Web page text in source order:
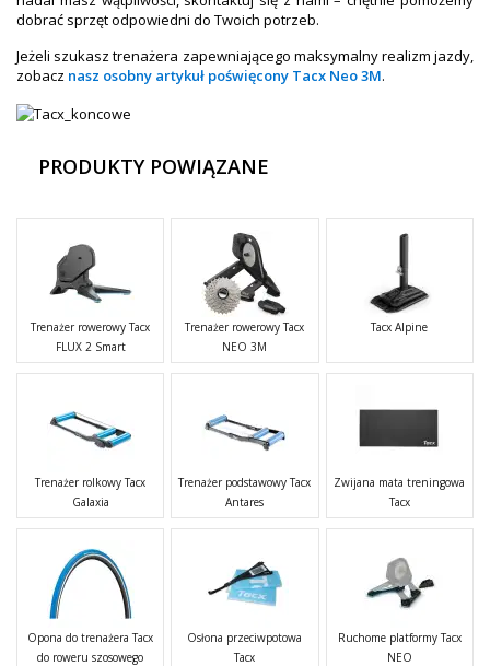
dobrać sprzęt odpowiedni do Twoich potrzeb.
Jeżeli szukasz trenażera zapewniającego maksymalny realizm jazdy,
zobacz nasz osobny artykuł poświęcony Tacx Neo 3M.
PRODUKTY POWIĄZANE
Trenażer rowerowy Tacx
FLUX 2 Smart
Trenażer rowerowy Tacx
NEO 3M
Tacx Alpine
Trenażer rolkowy Tacx
Galaxia
Trenażer podstawowy Tacx
Antares
Zwijana mata treningowa
Tacx
Opona do trenażera Tacx
do roweru szosowego
Osłona przeciwpotowa
Tacx
Ruchome platformy Tacx
NEO